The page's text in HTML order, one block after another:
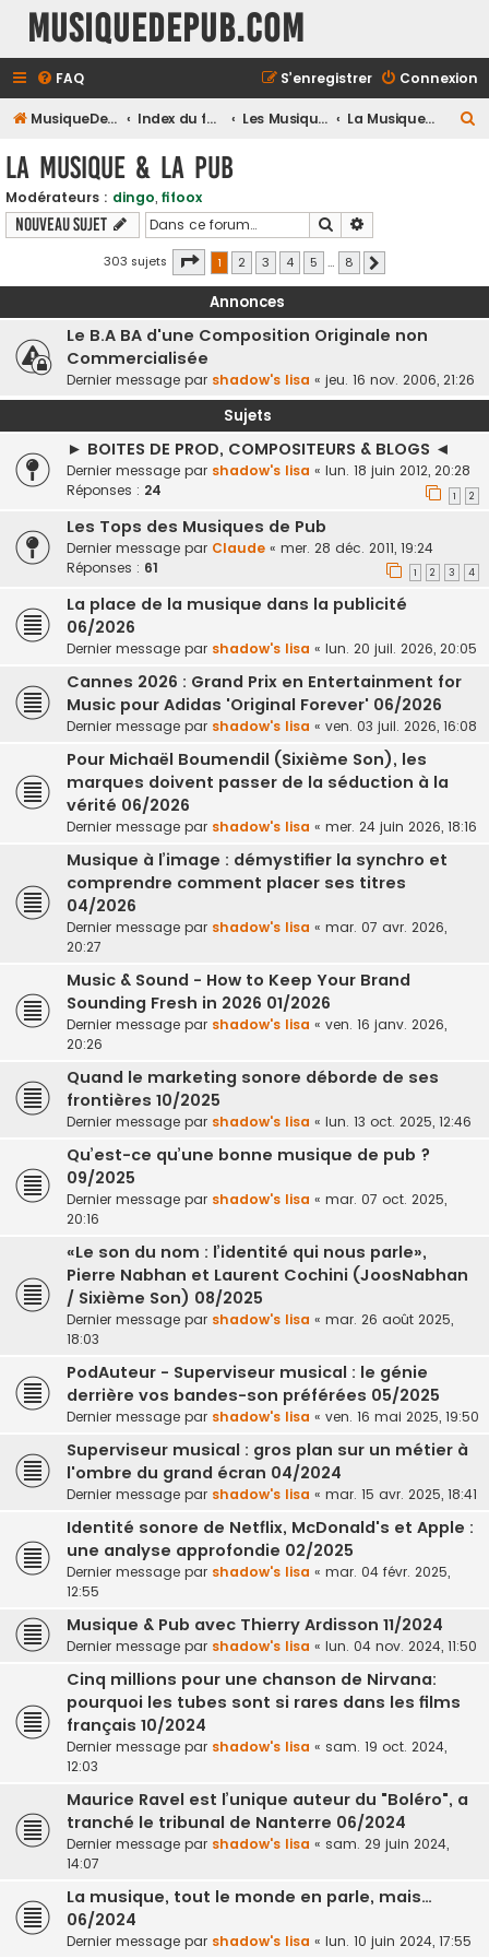
MusiqueDePub.com
FAQ Connexion
S’enregistrer
MusiqueDePub.com Index du forum Les Musiques De Pubs La Musique & la Pub
c
h
La Musique & la Pub
Modérateurs : dingo, fifoox
Nouveau sujet Rechercher
303 sujets Page 1sur8
1 2 3 4 5 … 8
Annonces
Le B.A BA d'une Composition Originale non
Commercialisée
Dernier message par shadow's lisa « jeu. 16 nov. 2006, 21:26
Sujets
► BOITES DE PROD, COMPOSITEURS & BLOGS ◄
Dernier message par shadow's lisa « lun. 18 juin 2012, 20:28
Réponses : 24 1 2
Les Tops des Musiques de Pub
Dernier message par Claude « mer. 28 déc. 2011, 19:24
Réponses : 61 1 2 3 4
La place de la musique dans la publicité
06/2026
Dernier message par shadow's lisa « lun. 20 juil. 2026, 20:05
Cannes 2026 : Grand Prix en Entertainment for
Music pour Adidas 'Original Forever' 06/2026
Dernier message par shadow's lisa « ven. 03 juil. 2026, 16:08
Pour Michaël Boumendil (Sixième Son), les
marques doivent passer de la séduction à la
vérité 06/2026
Dernier message par shadow's lisa « mer. 24 juin 2026, 18:16
Musique à l’image : démystifier la synchro et
comprendre comment placer ses titres
04/2026
Dernier message par shadow's lisa « mar. 07 avr. 2026,
20:27
Music & Sound - How to Keep Your Brand
Sounding Fresh in 2026 01/2026
Dernier message par shadow's lisa « ven. 16 janv. 2026,
20:26
Quand le marketing sonore déborde de ses
frontières 10/2025
Dernier message par shadow's lisa « lun. 13 oct. 2025, 12:46
Qu’est-ce qu’une bonne musique de pub ?
09/2025
Dernier message par shadow's lisa « mar. 07 oct. 2025,
20:16
«Le son du nom : l’identité qui nous parle»,
Pierre Nabhan et Laurent Cochini (JoosNabhan
/ Sixième Son) 08/2025
Dernier message par shadow's lisa « mar. 26 août 2025,
18:03
PodAuteur - Superviseur musical : le génie
derrière vos bandes-son préférées 05/2025
Dernier message par shadow's lisa « ven. 16 mai 2025, 19:50
Superviseur musical : gros plan sur un métier à
l'ombre du grand écran 04/2024
Dernier message par shadow's lisa « mar. 15 avr. 2025, 18:41
Identité sonore de Netflix, McDonald's et Apple :
une analyse approfondie 02/2025
Dernier message par shadow's lisa « mar. 04 févr. 2025,
12:55
Musique & Pub avec Thierry Ardisson 11/2024
Dernier message par shadow's lisa « lun. 04 nov. 2024, 11:50
Cinq millions pour une chanson de Nirvana:
pourquoi les tubes sont si rares dans les films
français 10/2024
Dernier message par shadow's lisa « sam. 19 oct. 2024,
12:03
Maurice Ravel est l’unique auteur du "Boléro", a
tranché le tribunal de Nanterre 06/2024
Dernier message par shadow's lisa « sam. 29 juin 2024,
14:07
La musique, tout le monde en parle, mais…
06/2024
Dernier message par shadow's lisa « lun. 10 juin 2024, 17:55